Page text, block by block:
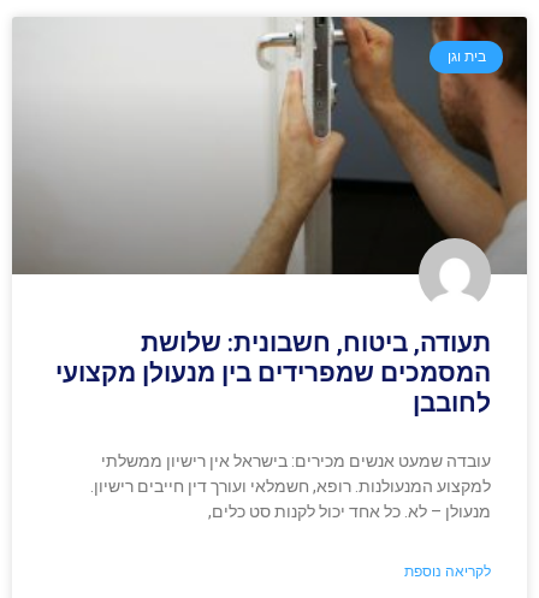
בית וגן
תעודה, ביטוח, חשבונית: שלושת
המסמכים שמפרידים בין מנעולן מקצועי
לחובבן
עובדה שמעט אנשים מכירים: בישראל אין רישיון ממשלתי
למקצוע המנעולנות. רופא, חשמלאי ועורך דין חייבים רישיון.
מנעולן – לא. כל אחד יכול לקנות סט כלים,
לקריאה נוספת